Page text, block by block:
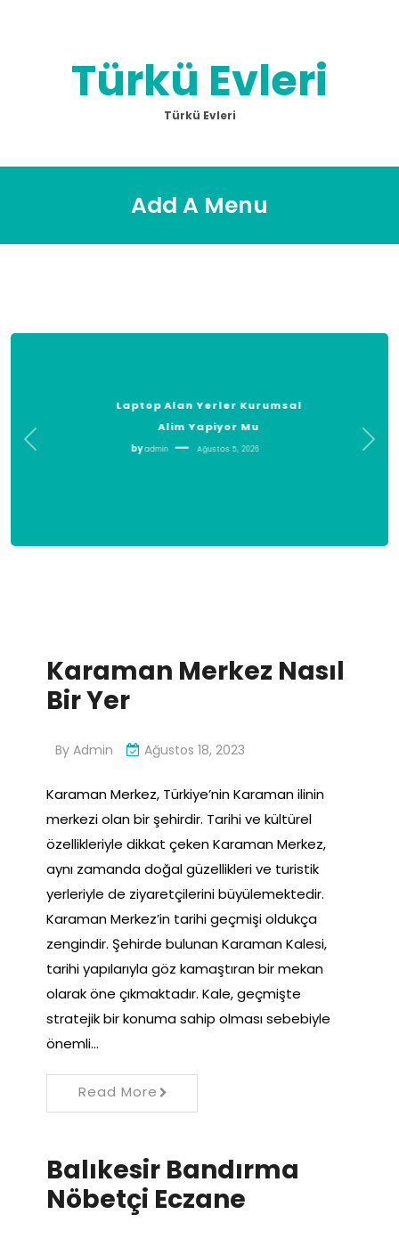
Türkü Evleri
Türkü Evleri
Add A Menu
Laptop Alan Yerler Kurumsal
Alim Yapiyor Mu
byadmin Ağustos 5, 2026
Karaman Merkez Nasıl
Bir Yer
By Admin Ağustos 18, 2023
Karaman Merkez, Türkiye’nin Karaman ilinin
merkezi olan bir şehirdir. Tarihi ve kültürel
özellikleriyle dikkat çeken Karaman Merkez,
aynı zamanda doğal güzellikleri ve turistik
yerleriyle de ziyaretçilerini büyülemektedir.
Karaman Merkez’in tarihi geçmişi oldukça
zengindir. Şehirde bulunan Karaman Kalesi,
tarihi yapılarıyla göz kamaştıran bir mekan
olarak öne çıkmaktadır. Kale, geçmişte
stratejik bir konuma sahip olması sebebiyle
önemli…
Read More
Balıkesir Bandırma
Nöbetçi Eczane